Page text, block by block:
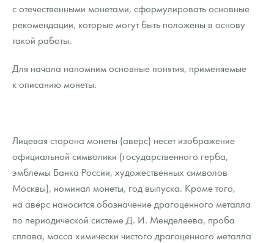
с отечественными монетами, сформулировать основные
рекомендации, которые могут быть положены в основу
такой работы.
Для начала напомним основные понятия, применяемые
к описанию монеты.
Лицевая сторона монеты (аверс) несет изображение
официальной символики (государственного герба,
эмблемы Банка России, художественных символов
Москвы), номинал монеты, год выпуска. Кроме того,
на аверс наносится обозначение драгоценного металла
по периодической системе Д. И. Менделеева, проба
сплава, масса химически чистого драгоценного металла